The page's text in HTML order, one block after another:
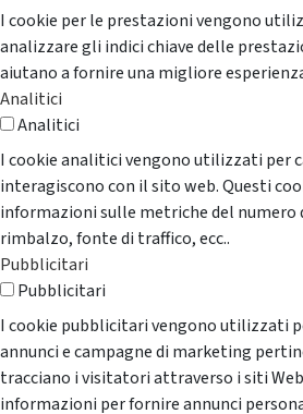
I cookie per le prestazioni vengono
analizzare gli indici chiave delle
aiutano a fornire una migliore
Analitici
Analitici
I cookie analitici vengono utilizzati per
interagiscono con il sito web. Questi
informazioni sulle metriche del numero
rimbalzo, fonte di traffico, ecc..
Pubblicitari
Pubblicitari
I cookie pubblicitari vengono utilizzati
annunci e campagne di marketing
tracciano i visitatori attraverso i siti
informazioni per fornire annunci